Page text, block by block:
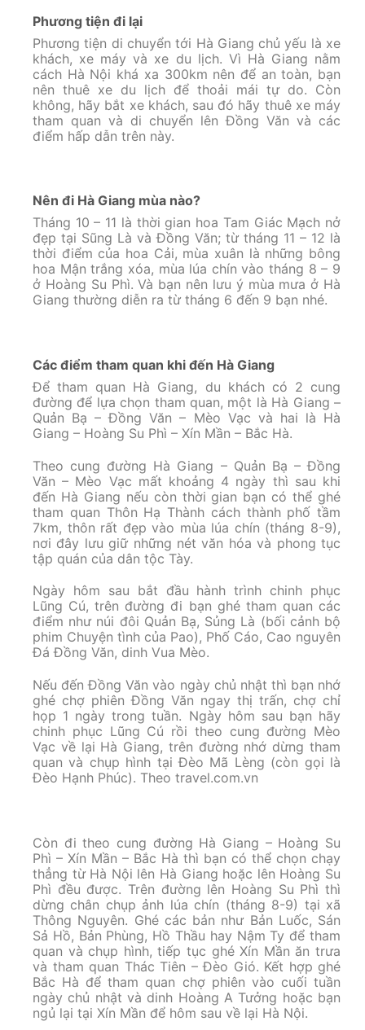
Phương tiện đi lại
Phương tiện di chuyển tới Hà Giang chủ yếu là xe
khách, xe máy và xe du lịch. Vì Hà Giang nằm
cách Hà Nội khá xa 300km nên để an toàn, bạn
nên thuê xe du lịch để thoải mái tự do. Còn
không, hãy bắt xe khách, sau đó hãy thuê xe máy
tham quan và di chuyển lên Đồng Văn và các
điểm hấp dẫn trên này.
Nên đi Hà Giang mùa nào?
Tháng 10 – 11 là thời gian hoa Tam Giác Mạch nở
đẹp tại Sũng Là và Đồng Văn; từ tháng 11 – 12 là
thời điểm của hoa Cải, mùa xuân là những bông
hoa Mận trắng xóa, mùa lúa chín vào tháng 8 – 9
ở Hoàng Su Phì. Và bạn nên lưu ý mùa mưa ở Hà
Giang thường diễn ra từ tháng 6 đến 9 bạn nhé.
Các điểm tham quan khi đến Hà Giang
Để tham quan Hà Giang, du khách có 2 cung
đường để lựa chọn tham quan, một là Hà Giang –
Quản Bạ – Đồng Văn – Mèo Vạc và hai là Hà
Giang – Hoàng Su Phì – Xín Mần – Bắc Hà.
Theo cung đường Hà Giang – Quản Bạ – Đồng
Văn – Mèo Vạc mất khoảng 4 ngày thì sau khi
đến Hà Giang nếu còn thời gian bạn có thể ghé
tham quan Thôn Hạ Thành cách thành phố tầm
7km, thôn rất đẹp vào mùa lúa chín (tháng 8-9),
nơi đây lưu giữ những nét văn hóa và phong tục
tập quán của dân tộc Tày.
Ngày hôm sau bắt đầu hành trình chinh phục
Lũng Cú, trên đường đi bạn ghé tham quan các
điểm như núi đôi Quản Bạ, Sủng Là (bối cảnh bộ
phim Chuyện tình của Pao), Phố Cáo, Cao nguyên
Đá Đồng Văn, dinh Vua Mèo.
Nếu đến Đồng Văn vào ngày chủ nhật thì bạn nhớ
ghé chợ phiên Đồng Văn ngay thị trấn, chợ chỉ
họp 1 ngày trong tuần. Ngày hôm sau bạn hãy
chinh phục Lũng Cú rồi theo cung đường Mèo
Vạc về lại Hà Giang, trên đường nhớ dừng tham
quan và chụp hình tại Đèo Mã Lèng (còn gọi là
Đèo Hạnh Phúc). Theo travel.com.vn
Còn đi theo cung đường Hà Giang – Hoàng Su
Phì – Xín Mần – Bắc Hà thì bạn có thể chọn chạy
thẳng từ Hà Nội lên Hà Giang hoặc lên Hoàng Su
Phì đều được. Trên đường lên Hoàng Su Phì thì
dừng chân chụp ảnh lúa chín (tháng 8-9) tại xã
Thông Nguyên. Ghé các bản như Bản Luốc, Sán
Sả Hồ, Bản Phùng, Hồ Thầu hay Nậm Ty để tham
quan và chụp hình, tiếp tục ghé Xín Mần ăn trưa
và tham quan Thác Tiên – Đèo Gió. Kết hợp ghé
Bắc Hà để tham quan chợ phiên vào cuối tuần
ngày chủ nhật và dinh Hoàng A Tưởng hoặc bạn
ngủ lại tại Xín Mần để hôm sau về lại Hà Nội.